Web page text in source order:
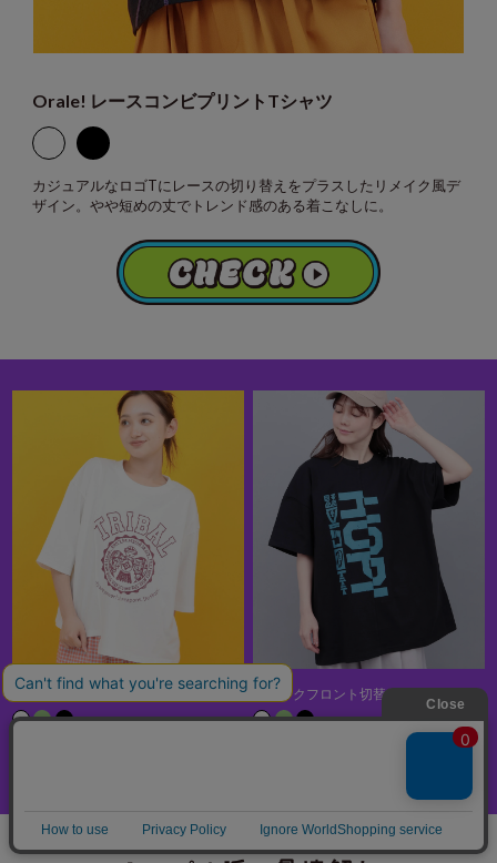
Orale! レースコンビプリントTシャツ
カジュアルなロゴTにレースの切り替えをプラスしたリメイク風デ
ザイン。やや短めの丈でトレンド感のある着こなしに。
Orale! リメイク風カレッジTシャツ リメイクフロント切替Tシャツ